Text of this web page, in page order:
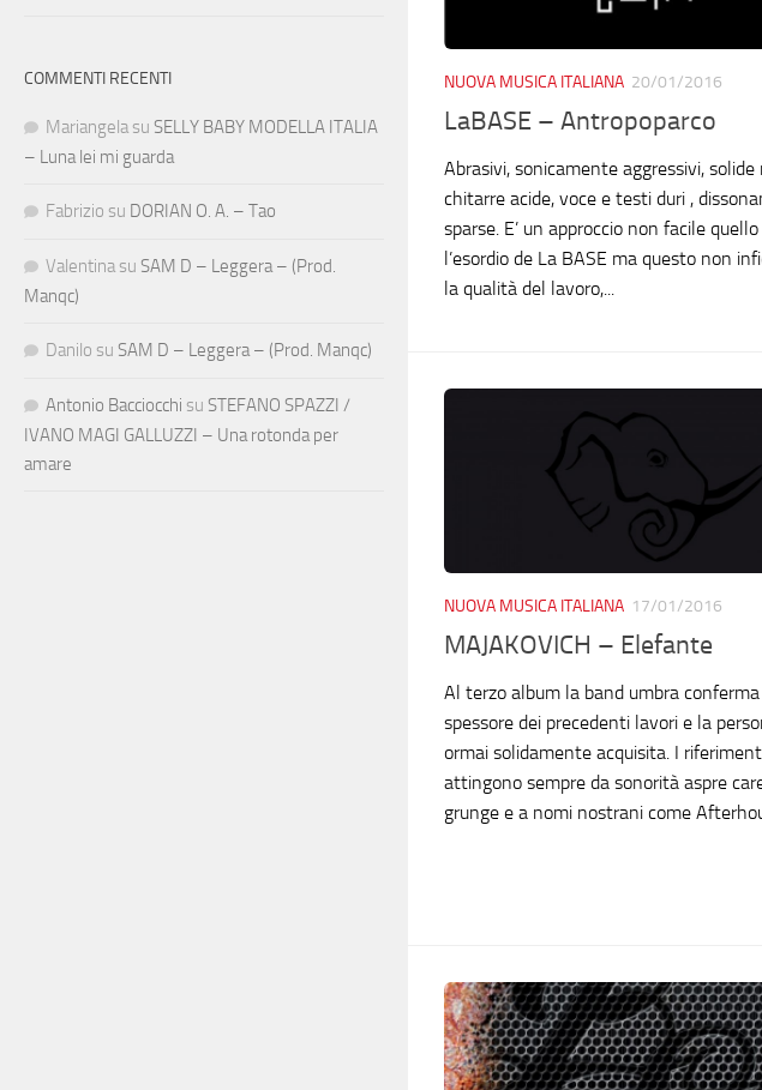
NUOVA MUSICA ITALIANA 20/01/2016
LaBASE – Antropoparco
Abrasivi, sonicamente aggressivi, solide
chitarre acide, voce e testi duri ,
sparse. E’ un approccio non facile
l’esordio de La BASE ma questo non
la qualità del lavoro,...
NUOVA MUSICA ITALIANA 17/01/2016
MAJAKOVICH – Elefante
Al terzo album la band umbra
spessore dei precedenti lavori e la
ormai solidamente acquisita. I
attingono sempre da sonorità aspre
grunge e a nomi nostrani come
COMMENTI RECENTI
Mariangela su SELLY BABY MODELLA ITALIA
– Luna lei mi guarda
Fabrizio su DORIAN O. A. – Tao
Valentina su SAM D – Leggera – (Prod.
Manqc)
Danilo su SAM D – Leggera – (Prod. Manqc)
Antonio Bacciocchi su STEFANO SPAZZI /
IVANO MAGI GALLUZZI – Una rotonda per
amare